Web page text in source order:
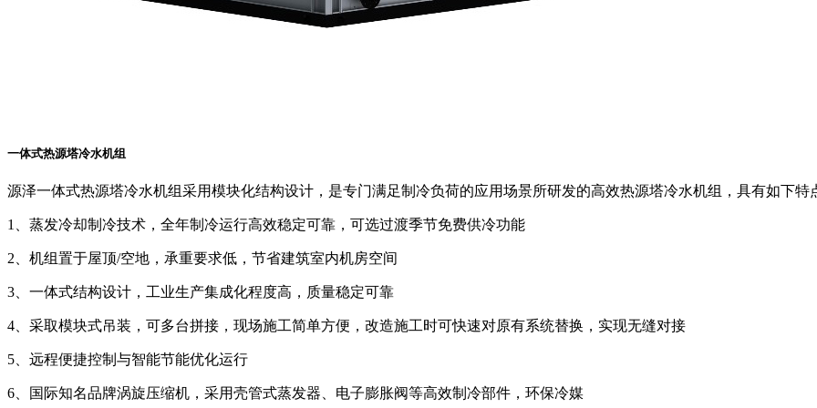
一体式热源塔冷水机组
源泽一体式热源塔冷水机组采用模块化结构设计，是专门满足制冷负荷的应用场景所研发的高效热源塔冷水机组，具有如下特
1、蒸发冷却制冷技术，全年制冷运行高效稳定可靠，可选过渡季节免费供冷功能
2、机组置于屋顶/空地，承重要求低，节省建筑室内机房空间
3、一体式结构设计，工业生产集成化程度高，质量稳定可靠
4、采取模块式吊装，可多台拼接，现场施工简单方便，改造施工时可快速对原有系统替换，实现无缝对接
5、远程便捷控制与智能节能优化运行
6、国际知名品牌涡旋压缩机，采用壳管式蒸发器、电子膨胀阀等高效制冷部件，环保冷媒